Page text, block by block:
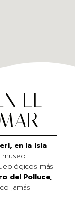
EL
en la isla
museo
más
del Polluce,
jamás